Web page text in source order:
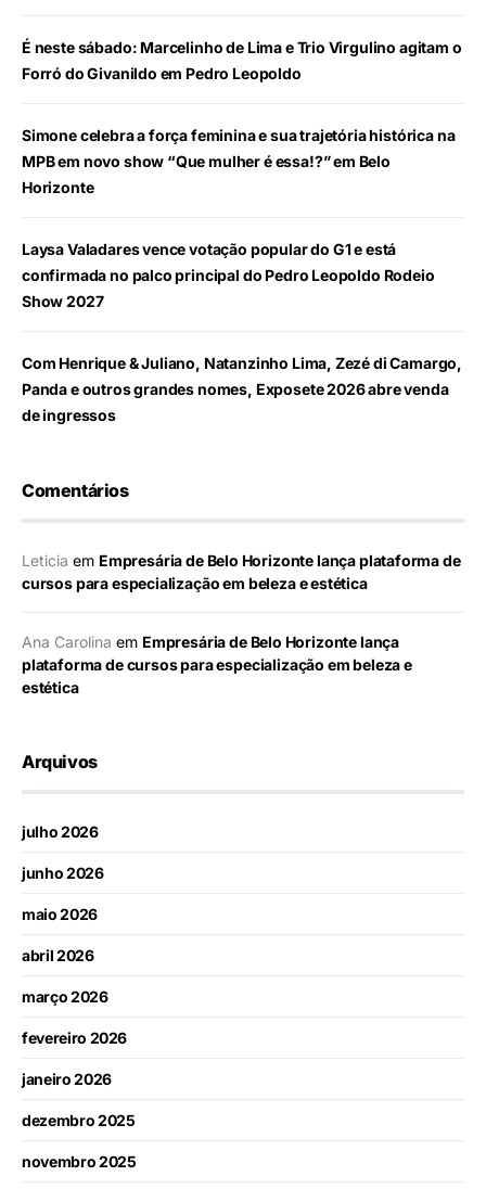
É neste sábado: Marcelinho de Lima e Trio Virgulino agitam o
Forró do Givanildo em Pedro Leopoldo
Simone celebra a força feminina e sua trajetória histórica na
MPB em novo show “Que mulher é essa!?” em Belo
Horizonte
Laysa Valadares vence votação popular do G1 e está
confirmada no palco principal do Pedro Leopoldo Rodeio
Show 2027
Com Henrique & Juliano, Natanzinho Lima, Zezé di Camargo,
Panda e outros grandes nomes, Exposete 2026 abre venda
de ingressos
Comentários
Leticia em Empresária de Belo Horizonte lança plataforma de
cursos para especialização em beleza e estética
Ana Carolina em Empresária de Belo Horizonte lança
plataforma de cursos para especialização em beleza e
estética
Arquivos
julho 2026
junho 2026
maio 2026
abril 2026
março 2026
fevereiro 2026
janeiro 2026
dezembro 2025
novembro 2025